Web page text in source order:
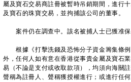
屬及寶石交易商註冊被暫時吊銷期間，進行
及寶石的珠寶交易，並拘捕該公司的董事。
案件仍在調查中。該名被捕人士已獲准保
根據《打擊洗錢及恐怖分子資金籌集條例
外，任何人如有意在香港從事貴金屬及寶石
易（不論是支付或收取款項），均須向海關
聲稱為註冊人、聲稱獲授權進行；或進行任